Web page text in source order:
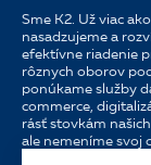
Sme K2. Už viac
nasadzujeme a
efektívne riadenie
rôznych oborov
ponúkame služby
commerce,
rásť stovkám
ale nemeníme svoj